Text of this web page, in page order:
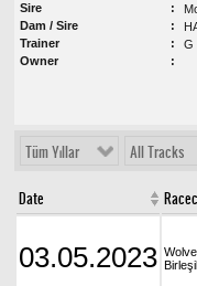
Sire
Dam / Sire
Trainer
G
Owner
Tüm Yıllar All Tracks
Date
03.05.2023